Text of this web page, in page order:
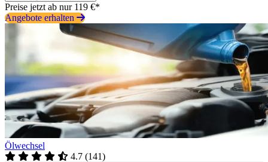
Preise jetzt ab nur 119 €*
Angebote erhalten
Ölwechsel
4.7 (141)